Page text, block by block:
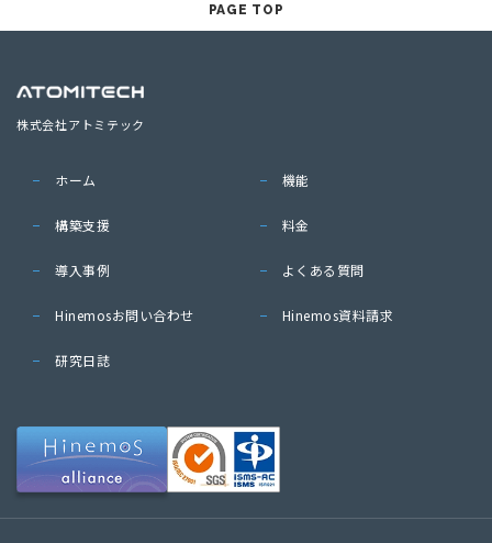
PAGE TOP
株式会社アトミテック
ホーム 機能
構築支援 料金
導入事例 よくある質問
Hinemosお問い合わせ Hinemos資料請求
研究日誌